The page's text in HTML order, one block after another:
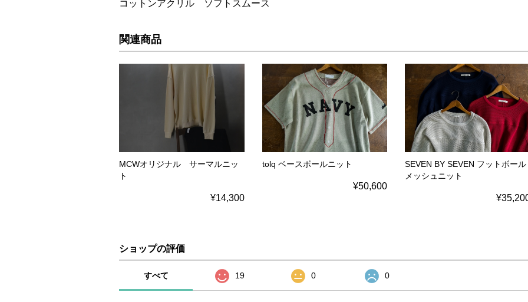
コットンアクリル ソフトスムース
関連商品
MCWオリジナル サーマルニッ
ト
¥14,300
tolq ベースボールニット
¥50,600
SEVEN BY SEVEN フットボール
メッシュニット
ショップの評価
すべて 19 0 0